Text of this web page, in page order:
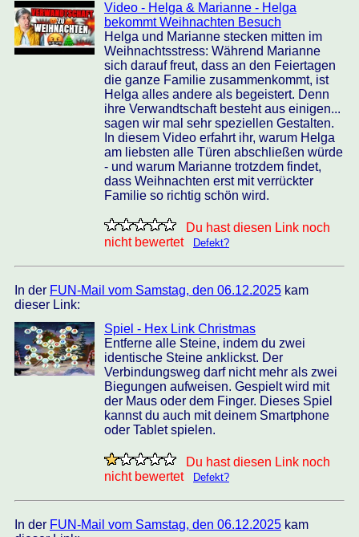
Video - Helga & Marianne - Helga
bekommt Weihnachten Besuch
Helga und Marianne stecken mitten im
Weihnachtsstress: Während Marianne
sich darauf freut, dass an den Feiertagen
die ganze Familie zusammenkommt, ist
Helga alles andere als begeistert. Denn
ihre Verwandtschaft besteht aus einigen...
sagen wir mal sehr speziellen Gestalten.
In diesem Video erfahrt ihr, warum Helga
am liebsten alle Türen abschließen würde
- und warum Marianne trotzdem findet,
dass Weihnachten erst mit verrückter
Familie so richtig schön wird.
Du hast diesen Link noch
nicht bewertet
Defekt?
In der FUN-Mail vom Samstag, den 06.12.2025 kam
dieser Link:
Spiel - Hex Link Christmas
Entferne alle Steine, indem du zwei
identische Steine anklickst. Der
Verbindungsweg darf nicht mehr als zwei
Biegungen aufweisen. Gespielt wird mit
der Maus oder dem Finger. Dieses Spiel
kannst du auch mit deinem Smartphone
oder Tablet spielen.
Du hast diesen Link noch
nicht bewertet
Defekt?
In der FUN-Mail vom Samstag, den 06.12.2025 kam